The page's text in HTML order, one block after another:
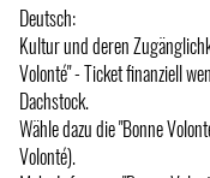
Deutsch:
Kultur und deren
Volonté" - Ticket finanziell
Dachstock.
Wähle dazu die "Bonne
Volonté).